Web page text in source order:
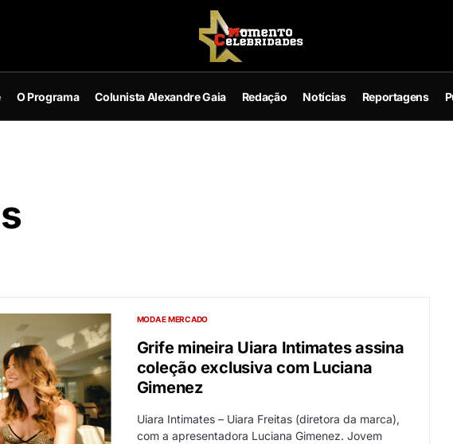
O Programa Colunista Alexandre Gaia Redação Notícias Reportagens
MODA E MERCADO
Grife mineira Uiara Intimates assina
coleção exclusiva com Luciana
Gimenez
Uiara Intimates – Uiara Freitas (diretora da marca),
com a apresentadora Luciana Gimenez. Jovem